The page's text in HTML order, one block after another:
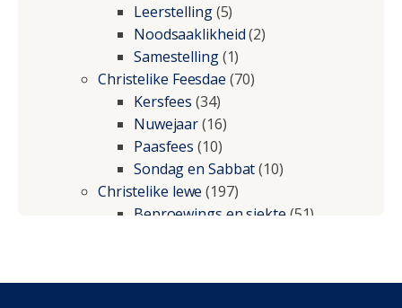
Leerstelling(5)
Noodsaaklikheid(2)
Samestelling(1)
Christelike Feesdae (70)
Kersfees (34)
Nuwejaar(16)
Paasfees (10)
Sondag en Sabbat(10)
Christelike lewe (197)
Beproewings en siekte(51)
Geestelike Groei(10)